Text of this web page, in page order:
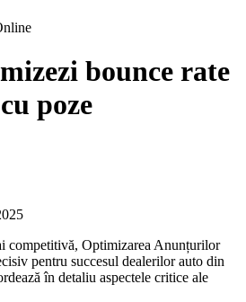
bounce rate
poze
competitivă, Optimizarea Anunțurilor
pentru succesul dealerilor auto din
în detaliu aspectele critice ale